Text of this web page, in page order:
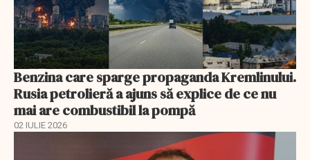
Benzina care sparge propaganda Kremlinului.
Rusia petrolieră a ajuns să explice de ce nu
mai are combustibil la pompă
02 IULIE 2026